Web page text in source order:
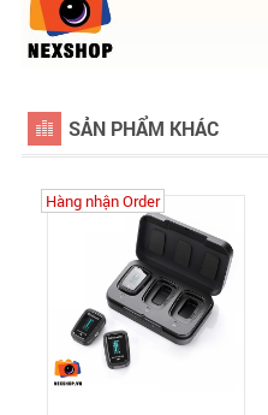
SẢN PHẨM KHÁC
Hàng nhận Order